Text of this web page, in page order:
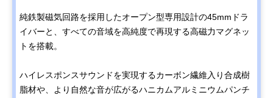
純鉄製磁気回路を採用したオープン型専用設計の45mmドラ
イバーと、すべての音域を高純度で再現する高磁力マグネッ
トを搭載。
ハイレスポンスサウンドを実現するカーボン繊維入り合成樹
脂材や、より自然な音が広がるハニカムアルミニウムパンチ